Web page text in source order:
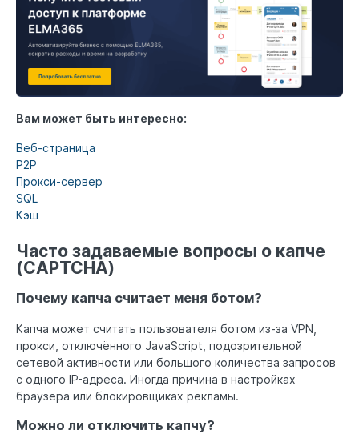
Вам может быть интересно:
Веб-страница
P2P
Прокси-сервер
SQL
Кэш
Часто задаваемые вопросы о капче
(CAPTCHA)
Почему капча считает меня ботом?
Капча может считать пользователя ботом из-за VPN,
прокси, отключённого JavaScript, подозрительной
сетевой активности или большого количества запросов
с одного IP-адреса. Иногда причина в настройках
браузера или блокировщиках рекламы.
Можно ли отключить капчу?